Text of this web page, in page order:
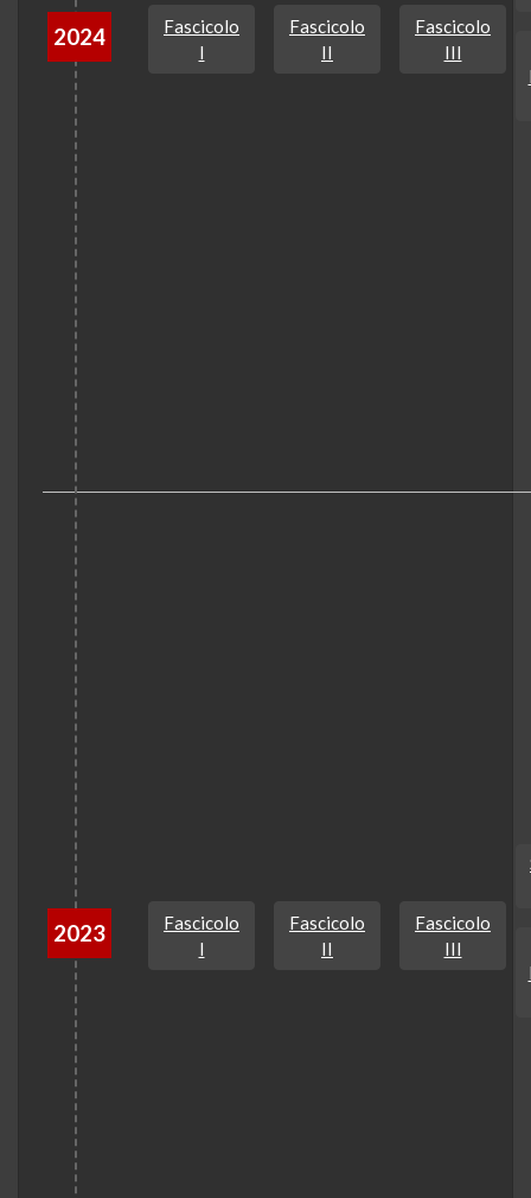
2024
Fascicolo
I
Fascicolo
II
Fascicolo
III
2023
Fascicolo
I
Fascicolo
II
Fascicolo
III